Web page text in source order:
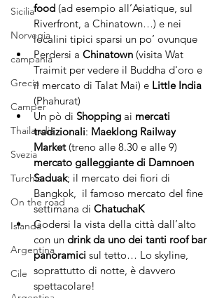
Sicilia
Norvegia
campania
Grecia
Camper
Thailandia
Svezia
Turchia
On the road
Islanda
Argentina
Cile
food (ad esempio all’Asiatique, sul
Riverfront, a Chinatown…) e nei
localini tipici sparsi un po’ ovunque
Perdersi a Chinatown (visita Wat
Traimit per vedere il Buddha d'oro e
il mercato di Talat Mai) e Little India
(Phahurat)
Un pò di Shopping ai mercati
tradizionali: Maeklong Railway
Market (treno alle 8.30 e alle 9)
mercato galleggiante di Damnoen
Saduak; il mercato dei fiori di
Bangkok,  il famoso mercato del fine
settimana di ChatuchaK
Godersi la vista della città dall’alto
con un drink da uno dei tanti roof bar
panoramici sul tetto… Lo skyline,
soprattutto di notte, è davvero
spettacolare!